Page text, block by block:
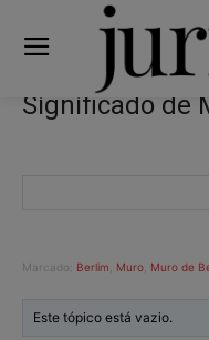
Significado de
Marcado: Berlim Muro Muro de
Este tópico está vazio.